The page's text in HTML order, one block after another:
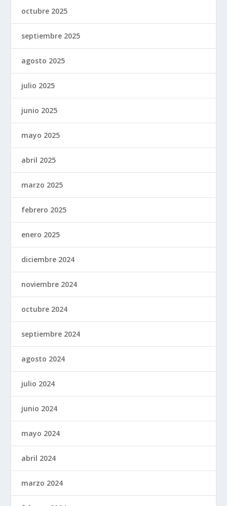
octubre 2025
septiembre 2025
agosto 2025
julio 2025
junio 2025
mayo 2025
abril 2025
marzo 2025
febrero 2025
enero 2025
diciembre 2024
noviembre 2024
octubre 2024
septiembre 2024
agosto 2024
julio 2024
junio 2024
mayo 2024
abril 2024
marzo 2024